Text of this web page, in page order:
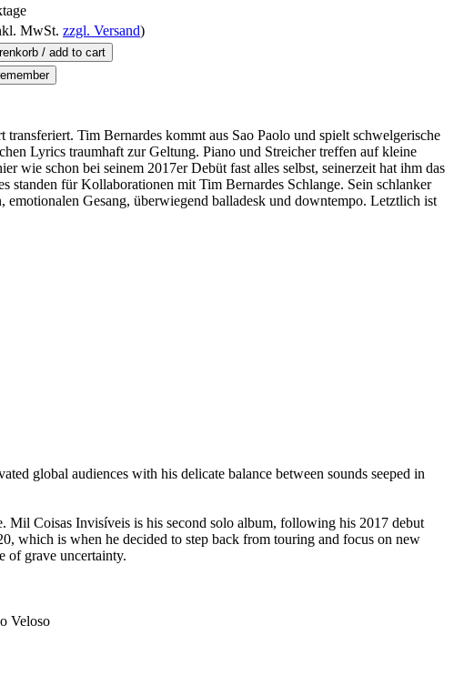
MwSt. zzgl. Versand)
Tim Bernardes kommt aus Sao Paolo und spielt schwelgerische
Lyrics traumhaft zur Geltung. Piano und Streicher treffen auf kleine
wie schon bei seinem 2017er Debüt fast alles selbst, seinerzeit hat ihm das
für Kollaborationen mit Tim Bernardes Schlange. Sein schlanker
Gesang, überwiegend balladesk und downtempo. Letztlich ist
global audiences with his delicate balance between sounds seeped in
Mil Coisas Invisíveis is his second solo album, following his 2017 debut
which is when he decided to step back from touring and focus on new
of grave uncertainty.
Veloso